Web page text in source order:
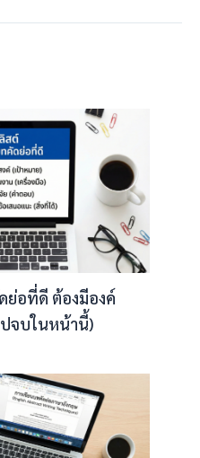
ย่อที่ดี ต้องมีองค์
ปจบในหน้านี้)